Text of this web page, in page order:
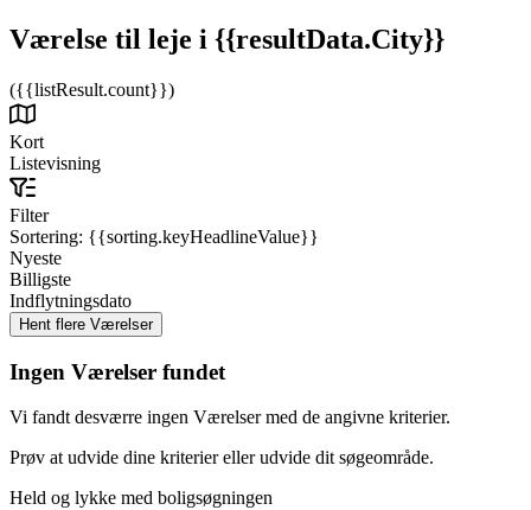
Værelse til leje i {{resultData.City}}
({{listResult.count}})
Kort
Listevisning
Filter
Sortering: {{sorting.keyHeadlineValue}}
Nyeste
Billigste
Indflytningsdato
Ingen Værelser fundet
Vi fandt desværre ingen Værelser med de angivne kriterier.
Prøv at udvide dine kriterier eller udvide dit søgeområde.
Held og lykke med boligsøgningen